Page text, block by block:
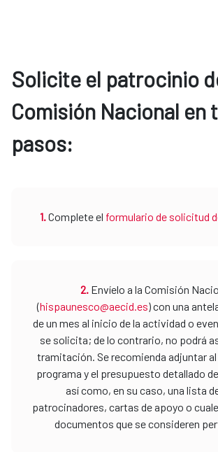
Solicite el patrocinio
Comisión Nacional en
pasos:
1.Complete el formulario de solicitud
2. Envíelo a la Comisión
(hispaunesco@aecid.es) con una
de un mes al inicio de la actividad o
se solicita; de lo contrario, no podrá
tramitación. Se recomienda adjuntar
programa y el presupuesto detallado
así como, en su caso, una lista
patrocinadores, cartas de apoyo o
documentos que se consideren